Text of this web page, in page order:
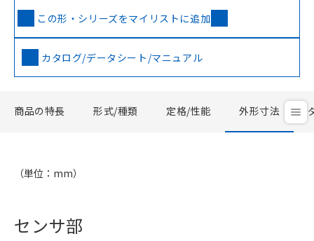
この形・シリーズをマイリストに追加
カタログ/データシート/マニュアル
商品の特長 形式/種類 定格/性能 外形寸法
（単位：mm）
センサ部